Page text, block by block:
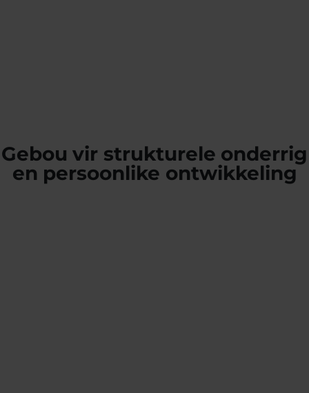
Gebou vir strukturele onderrig
en persoonlike ontwikkeling